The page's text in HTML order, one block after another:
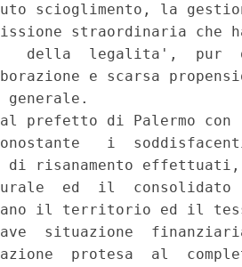
scioglimento, la
straordinaria che
legalita',  pur
e scarsa
prefetto di Palermo con
i
di risanamento
ed  il  consolidato
il territorio ed il
situazione
protesa  al